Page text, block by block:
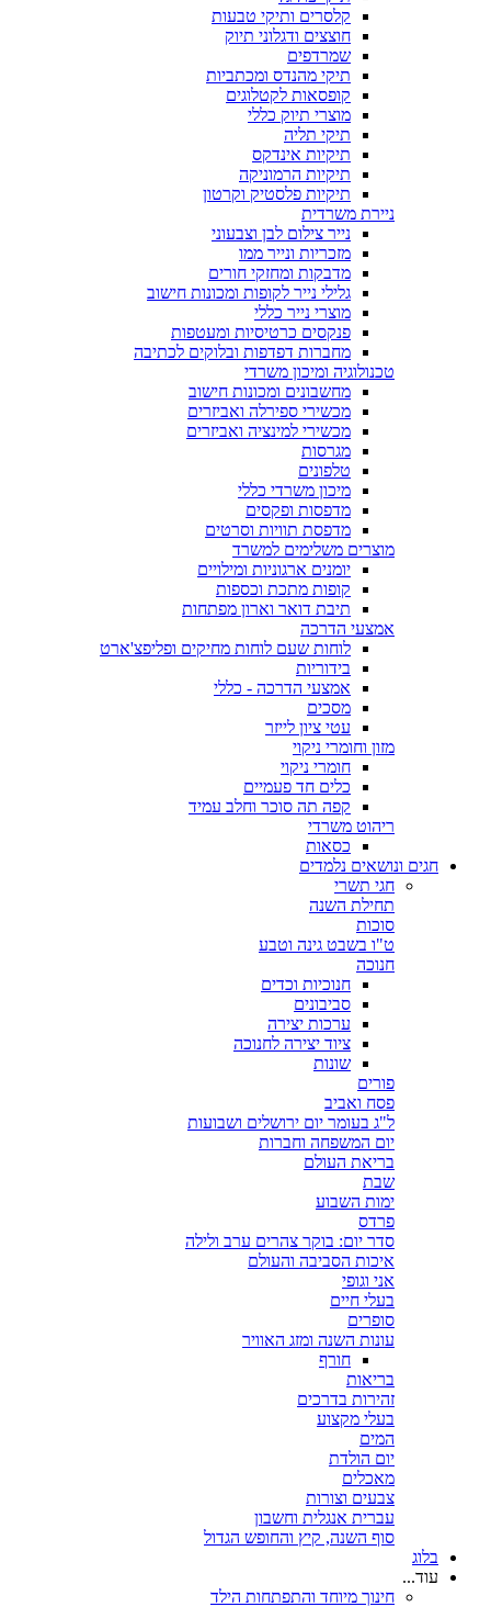
קלסרים ותיקי טבעות
חוצצים ודגלוני תיוק
שמרדפים
תיקי מהנדס ומכתביות
קופסאות לקטלוגים
מוצרי תיוק כללי
תיקי תליה
תיקיות אינדקס
תיקיות הרמוניקה
תיקיות פלסטיק וקרטון
ניירת משרדית
נייר צילום לבן וצבעוני
מזכריות ונייר ממו
מדבקות ומחזקי חורים
גלילי נייר לקופות ומכונות חישוב
מוצרי נייר כללי
פנקסים כרטיסיות ומעטפות
מחברות דפדפות ובלוקים לכתיבה
טכנולוגיה ומיכון משרדי
מחשבונים ומכונות חישוב
מכשירי ספירלה ואביזרים
מכשירי למינציה ואביזרים
מגרסות
טלפונים
מיכון משרדי כללי
מדפסות ופקסים
מדפסת תוויות וסרטים
מוצרים משלימים למשרד
יומנים ארגוניות ומילויים
קופות מתכת וכספות
תיבת דואר וארון מפתחות
אמצעי הדרכה
לוחות שעם לוחות מחיקים ופליפצ'ארט
בידוריות
אמצעי הדרכה - כללי
מסכים
עטי ציון לייזר
מזון וחומרי ניקוי
חומרי ניקוי
כלים חד פעמיים
קפה תה סוכר וחלב עמיד
ריהוט משרדי
כסאות
חגים ונושאים נלמדים
חגי תשרי
תחילת השנה
סוכות
ט"ו בשבט גינה וטבע
חנוכה
חנוכיות וכדים
סביבונים
ערכות יצירה
ציוד יצירה לחנוכה
שונות
פורים
פסח ואביב
ל"ג בעומר יום ירושלים ושבועות
יום המשפחה וחברות
בריאת העולם
שבת
ימות השבוע
פרדס
סדר יום: בוקר צהרים ערב ולילה
איכות הסביבה והעולם
אני וגופי
בעלי חיים
סופרים
עונות השנה ומזג האוויר
חורף
בריאות
זהירות בדרכים
בעלי מקצוע
המים
יום הולדת
מאכלים
צבעים וצורות
עברית אנגלית וחשבון
סוף השנה, קיץ והחופש הגדול
בלוג
עוד...
חינוך מיוחד והתפתחות הילד